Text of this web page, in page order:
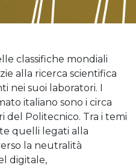
classifiche mondiali
alla ricerca scientifica
nei suoi laboratori. I
italiano sono i circa
del Politecnico. Tra i temi
quelli legati alla
la neutralità
digitale,